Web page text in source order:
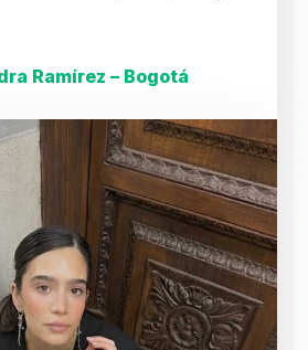
Ramírez – Bogotá